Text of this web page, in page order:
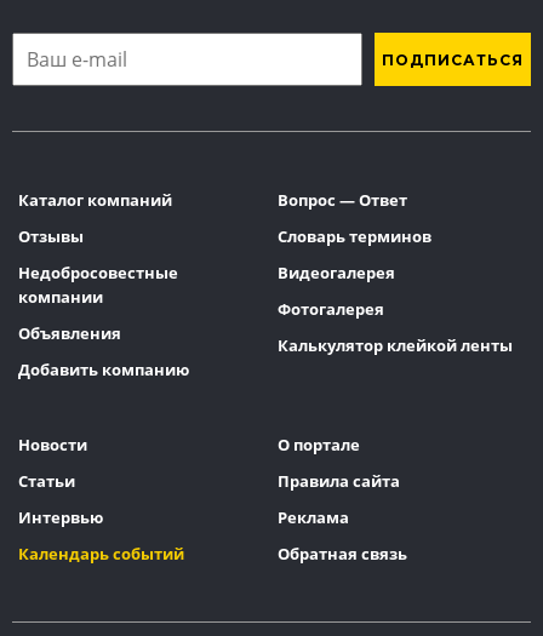
Каталог компаний
Отзывы
Недобросовестные
компании
Объявления
Добавить компанию
Вопрос — Ответ
Словарь терминов
Видеогалерея
Фотогалерея
Калькулятор клейкой ленты
Новости
Статьи
Интервью
Календарь событий
О портале
Правила сайта
Реклама
Обратная связь